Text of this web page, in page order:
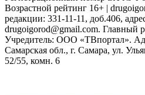
Возрастной рейтинг 16+ |
редакции: 331-11-11, доб.406,
drugoigorod@gmail.com. Главный
Учредитель: ООО «ТВпортал».
Самарская обл., г. Самара, ул.
52/55, комн. 6